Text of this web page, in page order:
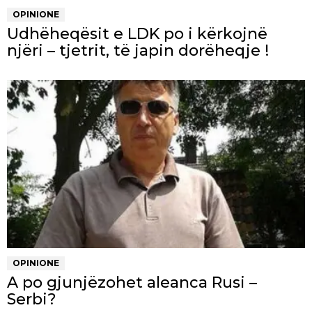
OPINIONE
Udhëheqësit e LDK po i kërkojnë
njëri – tjetrit, të japin dorëheqje !
OPINIONE
A po gjunjëzohet aleanca Rusi –
Serbi?